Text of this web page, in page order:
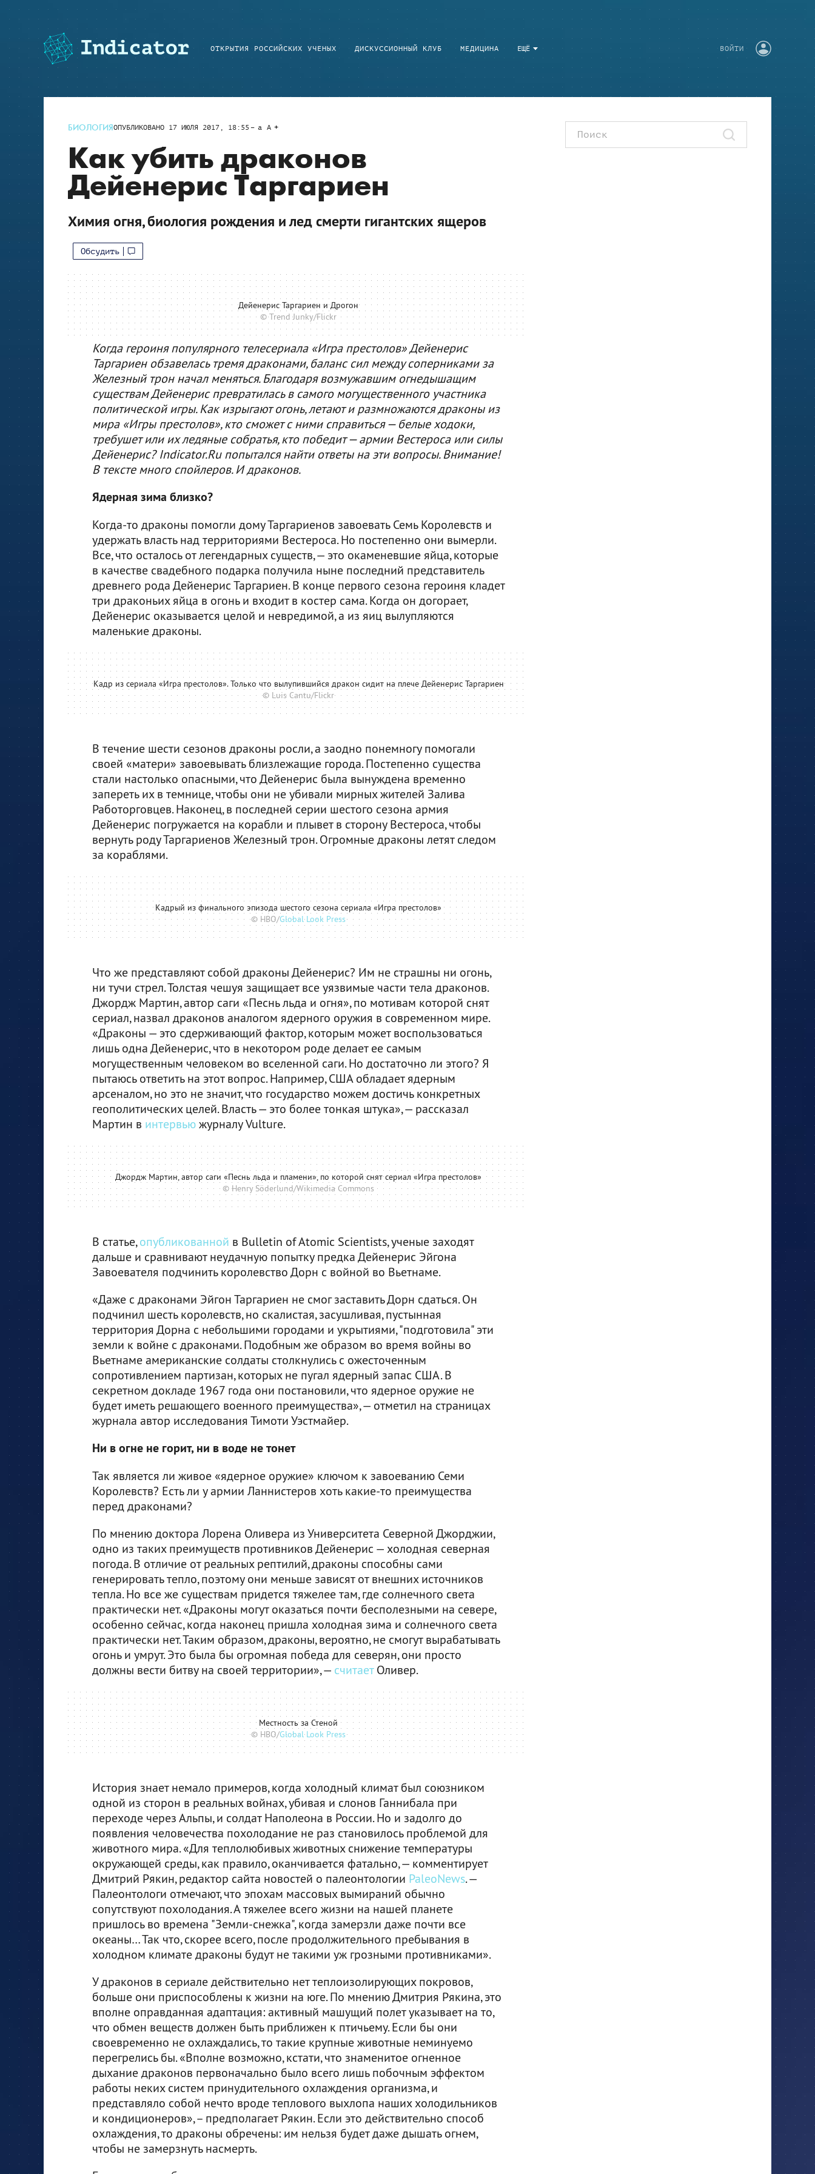
ЕЩЁ
ОТКРЫТИЯ РОССИЙСКИХ УЧЕНЫХ ДИСКУССИОННЫЙ КЛУБ МЕДИЦИНА ВОЙТИ
БИОЛОГИЯОПУБЛИКОВАНО 17 ИЮЛЯ 2017, 18:55 a A
Как убить драконов
Дейенерис Таргариен
Химия огня, биология рождения и лед смерти гигантских ящеров
Обсудить
Дейенерис Таргариен и Дрогон
© Trend Junky/Flickr
Когда героиня популярного телесериала «Игра престолов» Дейенерис
Таргариен обзавелась тремя драконами, баланс сил между соперниками за
Железный трон начал меняться. Благодаря возмужавшим огнедышащим
существам Дейенерис превратилась в самого могущественного участника
политической игры. Как изрыгают огонь, летают и размножаются драконы из
мира «Игры престолов», кто сможет с ними справиться — белые ходоки,
требушет или их ледяные собратья, кто победит — армии Вестероса или силы
Дейенерис? Indicator.Ru попытался найти ответы на эти вопросы. Внимание!
В тексте много спойлеров. И драконов.
Ядерная зима близко?
Когда-то драконы помогли дому Таргариенов завоевать Семь Королевств и
удержать власть над территориями Вестероса. Но постепенно они вымерли.
Все, что осталось от легендарных существ, — это окаменевшие яйца, которые
в качестве свадебного подарка получила ныне последний представитель
древнего рода Дейенерис Таргариен. В конце первого сезона героиня кладет
три драконьих яйца в огонь и входит в костер сама. Когда он догорает,
Дейенерис оказывается целой и невредимой, а из яиц вылупляются
маленькие драконы.
Кадр из сериала «Игра престолов». Только что вылупившийся дракон сидит на плече Дейенерис Таргариен
© Luis Cantu/Flickr
В течение шести сезонов драконы росли, а заодно понемногу помогали
своей «матери» завоевывать близлежащие города. Постепенно существа
стали настолько опасными, что Дейенерис была вынуждена временно
запереть их в темнице, чтобы они не убивали мирных жителей Залива
Работорговцев. Наконец, в последней серии шестого сезона армия
Дейенерис погружается на корабли и плывет в сторону Вестероса, чтобы
вернуть роду Таргариенов Железный трон. Огромные драконы летят следом
за кораблями.
Кадрый из финального эпизода шестого сезона сериала «Игра престолов»
© HBO/Global Look Press
Что же представляют собой драконы Дейенерис? Им не страшны ни огонь,
ни тучи стрел. Толстая чешуя защищает все уязвимые части тела драконов.
Джордж Мартин, автор саги «Песнь льда и огня», по мотивам которой снят
сериал, назвал драконов аналогом ядерного оружия в современном мире.
«Драконы — это сдерживающий фактор, которым может воспользоваться
лишь одна Дейенерис, что в некотором роде делает ее самым
могущественным человеком во вселенной саги. Но достаточно ли этого? Я
пытаюсь ответить на этот вопрос. Например, США обладает ядерным
арсеналом, но это не значит, что государство можем достичь конкретных
геополитических целей. Власть — это более тонкая штука», — рассказал
Мартин в интервью журналу Vulture.
Джордж Мартин, автор саги «Песнь льда и пламени», по которой снят сериал «Игра престолов»
© Henry Söderlund/Wikimedia Commons
В статье,опубликованной в Bulletin of Atomic Scientists, ученые заходят
дальше и сравнивают неудачную попытку предка Дейенерис Эйгона
Завоевателя подчинить королевство Дорн с войной во Вьетнаме.
«Даже с драконами Эйгон Таргариен не смог заставить Дорн сдаться. Он
подчинил шесть королевств, но скалистая, засушливая, пустынная
территория Дорна с небольшими городами и укрытиями, "подготовила" эти
земли к войне с драконами. Подобным же образом во время войны во
Вьетнаме американские солдаты столкнулись с ожесточенным
сопротивлением партизан, которых не пугал ядерный запас США. В
секретном докладе 1967 года они постановили, что ядерное оружие не
будет иметь решающего военного преимущества», — отметил на страницах
журнала автор исследования Тимоти Уэстмайер.
Ни в огне не горит, ни в воде не тонет
Так является ли живое «ядерное оружие» ключом к завоеванию Семи
Королевств? Есть ли у армии Ланнистеров хоть какие-то преимущества
перед драконами?
По мнению доктора Лорена Оливера из Университета Северной Джорджии,
одно из таких преимуществ противников Дейенерис — холодная северная
погода. В отличие от реальных рептилий, драконы способны сами
генерировать тепло, поэтому они меньше зависят от внешних источников
тепла. Но все же существам придется тяжелее там, где солнечного света
практически нет. «Драконы могут оказаться почти бесполезными на севере,
особенно сейчас, когда наконец пришла холодная зима и солнечного света
практически нет. Таким образом, драконы, вероятно, не смогут вырабатывать
огонь и умрут. Это была бы огромная победа для северян, они просто
должны вести битву на своей территории», — считаетОливер.
Местность за Стеной
© HBO/Global Look Press
История знает немало примеров, когда холодный климат был союзником
одной из сторон в реальных войнах, убивая и слонов Ганнибала при
переходе через Альпы, и солдат Наполеона в России. Но и задолго до
появления человечества похолодание не раз становилось проблемой для
животного мира. «Для теплолюбивых животных снижение температуры
окружающей среды, как правило, оканчивается фатально, — комментирует
Дмитрий Рякин, редактор сайта новостей о палеонтологии PaleoNews. —
Палеонтологи отмечают, что эпохам массовых вымираний обычно
сопутствуют похолодания. А тяжелее всего жизни на нашей планете
пришлось во времена "Земли-снежка", когда замерзли даже почти все
океаны… Так что, скорее всего, после продолжительного пребывания в
холодном климате драконы будут не такими уж грозными противниками».
У драконов в сериале действительно нет теплоизолирующих покровов,
больше они приспособлены к жизни на юге. По мнению Дмитрия Рякина, это
вполне оправданная адаптация: активный машущий полет указывает на то,
что обмен веществ должен быть приближен к птичьему. Если бы они
своевременно не охлаждались, то такие крупные животные неминуемо
перегрелись бы. «Вполне возможно, кстати, что знаменитое огненное
дыхание драконов первоначально было всего лишь побочным эффектом
работы неких систем принудительного охлаждения организма, и
представляло собой нечто вроде теплового выхлопа наших холодильников
и кондиционеров», – предполагает Рякин. Если это действительно способ
охлаждения, то драконы обречены: им нельзя будет даже дышать огнем,
чтобы не замерзнуть насмерть.